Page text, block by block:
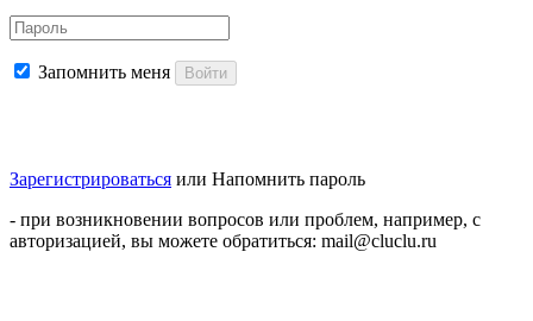
Запомнить меня Войти
Зарегистрироваться или Напомнить пароль
- при возникновении вопросов или проблем, например, с
авторизацией, вы можете обратиться: mail@cluclu.ru